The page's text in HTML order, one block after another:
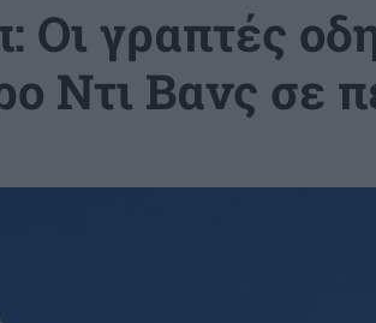
Οι γραπτές
Ντι Βανς σε